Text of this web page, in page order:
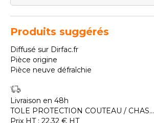
Produits suggérés
Diffusé sur Dirfac.fr
Pièce origine
Pièce neuve défraîchie
Livraison en 48h
TOLE PROTECTION COUTEAU / CHAS...
Prix HT : 22,32 € HT